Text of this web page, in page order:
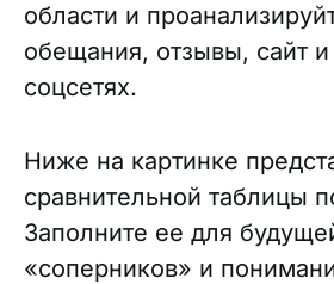
области и
обещания, отзывы, сайт
соцсетях.
Ниже на картинке
сравнительной таблицы
Заполните ее для
«соперников» и